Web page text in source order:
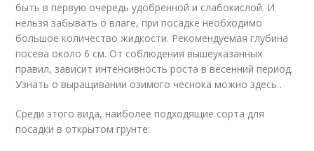
быть в первую очередь удобренной и слабокислой. И
нельзя забывать о влаге, при посадке необходимо
большое количество жидкости. Рекомендуемая глубина
посева около 6 см. От соблюдения вышеуказанных
правил, зависит интенсивность роста в весенний период.
Узнать о выращивании озимого чеснока можно здесь .
Среди этого вида, наиболее подходящие сорта для
посадки в открытом грунте: